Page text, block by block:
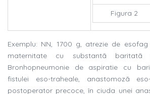
Figura 2
Exemplu: NN, 1700 g, atrezie de
maternitate cu substantã baritatã
Bronhopneumonie de aspiratie cu
fistulei eso-traheale, anastomozã
postoperator precoce, în ciuda unei